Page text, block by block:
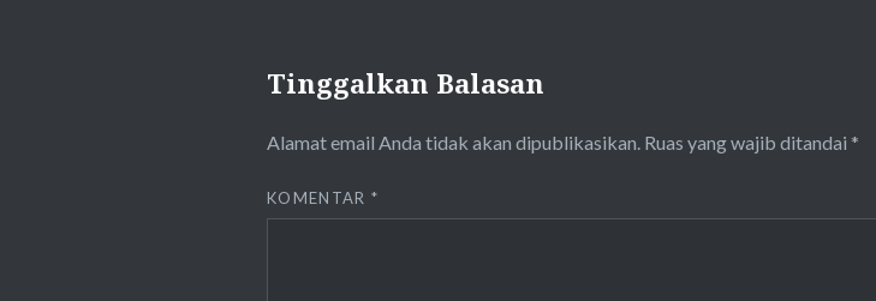
Tinggalkan Balasan
Alamat email Anda tidak akan dipublikasikan. Ruas yang wajib ditandai *
KOMENTAR *